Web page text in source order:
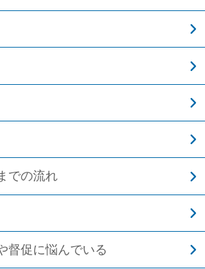
での流れ
督促に悩んでいる